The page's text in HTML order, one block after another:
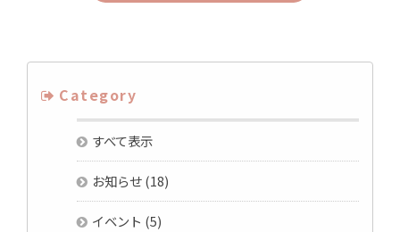
Category
すべて表示
お知らせ(18)
イベント (5)